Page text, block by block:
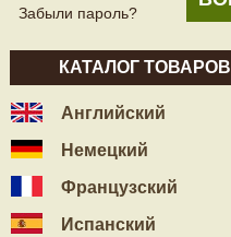
Забыли пароль?
КАТАЛОГ ТОВАРОВ
Английский
Немецкий
Французский
Испанский